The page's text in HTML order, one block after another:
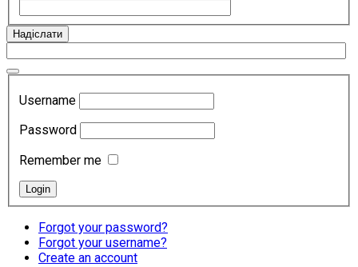
Надіслати
Username
Password
Remember me
Forgot your password?
Forgot your username?
Create an account